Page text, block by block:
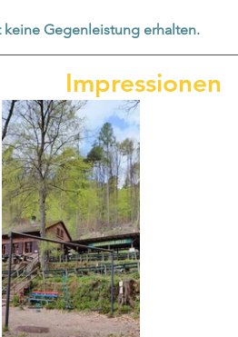
Gegenleistung erhalten.
Impressionen